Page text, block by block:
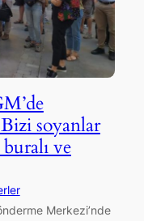
soyanlar
ve
Merkezi’nde